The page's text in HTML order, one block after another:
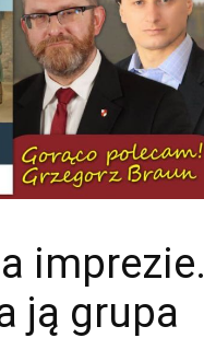
imprezie.
ją grupa